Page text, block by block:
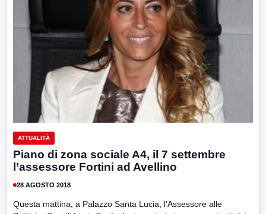
ATTUALITÀ
Piano di zona sociale A4, il 7 settembre
l’assessore Fortini ad Avellino
28 AGOSTO 2018
Questa mattina, a Palazzo Santa Lucia, l’Assessore alle